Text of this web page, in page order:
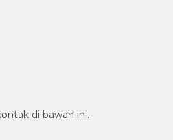
di bawah ini.